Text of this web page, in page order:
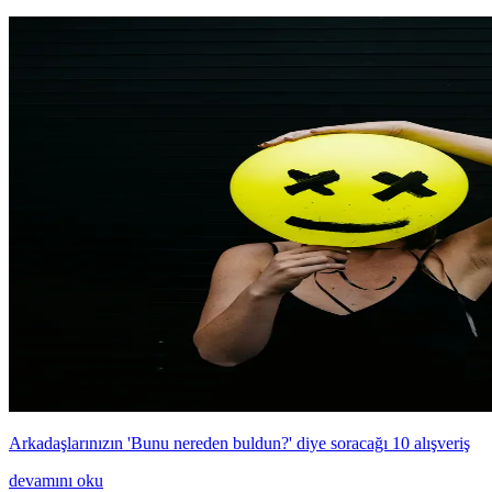
Arkadaşlarınızın 'Bunu nereden buldun?' diye soracağı 10 alışveriş
devamını oku